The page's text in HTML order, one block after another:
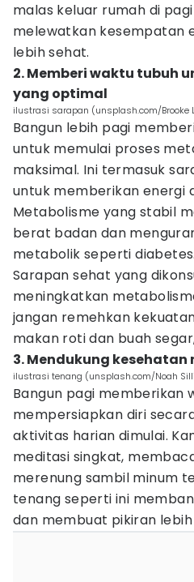
malas keluar rumah di
melewatkan kesempatan
lebih sehat.
2. Memberi waktu tubuh
yang optimal
ilustrasi sarapan (unsplash.com/Brooke
Bangun lebih pagi
untuk memulai proses
maksimal. Ini termasuk
untuk memberikan energi
Metabolisme yang stabil
berat badan dan
metabolik seperti diabetes.
Sarapan sehat yang
meningkatkan
jangan remehkan
makan roti dan buah
3. Mendukung kesehatan
ilustrasi tenang (unsplash.com/Noah
Bangun pagi memberikan
mempersiapkan diri
aktivitas harian dimulai.
meditasi singkat,
merenung sambil minum
tenang seperti ini
dan membuat pikiran lebih